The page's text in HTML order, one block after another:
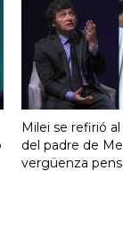
Milei se refirió
del padre de
vergüenza